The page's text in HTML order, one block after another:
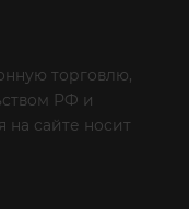
торговлю,
РФ и
на сайте носит